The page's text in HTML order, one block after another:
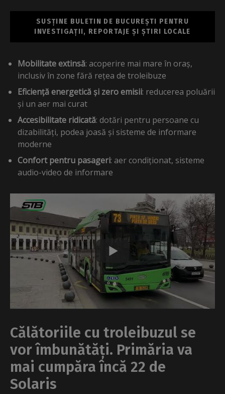
SUSȚINE BULETIN DE BUCUREȘTI PENTRU
INVESTIGAȚII, REPORTAJE ȘI ȘTIRI LOCALE
Mobilitate extinsă: acoperire mai mare în oraș,
inclusiv în zone fără rețea de troleibuze
Eficiență energetică și zero emisii: reducerea poluării
și un aer mai curat
Accesibilitate ridicată: dotări pentru persoane cu
dizabilități, podea joasă și sisteme de informare
moderne
Confort pentru pasageri: aer condiționat, sisteme
audio-video de informare
Călătoriile cu troleibuzul se
vor îmbunătăți. Primăria va
mai cumpăra încă 22 de
Solaris